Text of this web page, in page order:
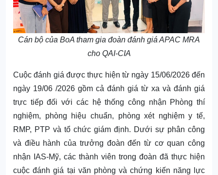
Cán bộ của BoA tham gia đoàn đánh giá APAC MRA
cho QAI-CIA
Cuộc đánh giá được thực hiện từ ngày 15/06/2026 đến
ngày 19/06 /2026 gồm cả đánh giá từ xa và đánh giá
trực tiếp đối với các hệ thống công nhận Phòng thí
nghiệm, phòng hiệu chuẩn, phòng xét nghiệm y tế,
RMP, PTP và tổ chức giám định. Dưới sự phân công
và điều hành của trưởng đoàn đến từ cơ quan công
nhận IAS-Mỹ, các thành viên trong đoàn đã thực hiện
cuộc đánh giá tại văn phòng và chứng kiến năng lực